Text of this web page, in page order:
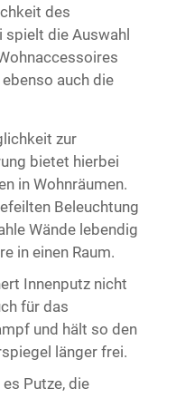
des
die Auswahl
auch die
zur
bietet hierbei
in Wohnräumen.
Beleuchtung
Wände lebendig
in einen Raum.
Innenputz nicht
für das
und hält so den
länger frei.
Putze, die